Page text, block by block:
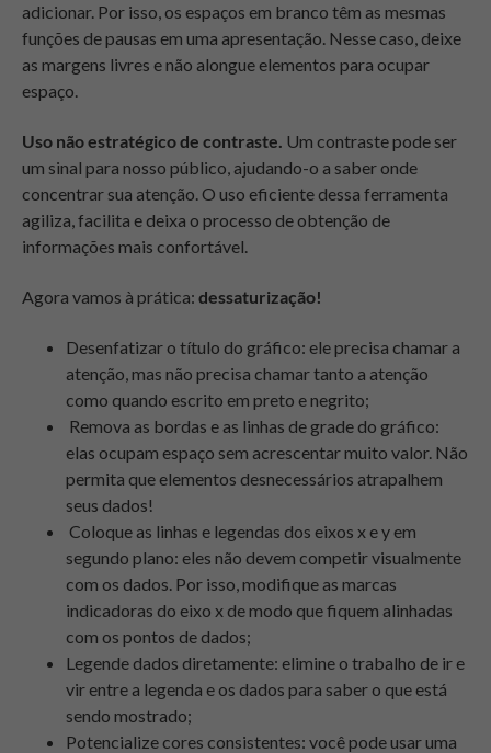
adicionar. Por isso, os espaços em branco têm as mesmas
funções de pausas em uma apresentação. Nesse caso, deixe
as margens livres e não alongue elementos para ocupar
espaço.
Uso não estratégico de contraste. Um contraste pode ser
um sinal para nosso público, ajudando-o a saber onde
concentrar sua atenção. O uso eficiente dessa ferramenta
agiliza, facilita e deixa o processo de obtenção de
informações mais confortável.
Agora vamos à prática: dessaturização!
Desenfatizar o título do gráfico: ele precisa chamar a
atenção, mas não precisa chamar tanto a atenção
como quando escrito em preto e negrito;
Remova as bordas e as linhas de grade do gráfico:
elas ocupam espaço sem acrescentar muito valor. Não
permita que elementos desnecessários atrapalhem
seus dados!
Coloque as linhas e legendas dos eixos x e y em
segundo plano: eles não devem competir visualmente
com os dados. Por isso, modifique as marcas
indicadoras do eixo x de modo que fiquem alinhadas
com os pontos de dados;
Legende dados diretamente: elimine o trabalho de ir e
vir entre a legenda e os dados para saber o que está
sendo mostrado;
Potencialize cores consistentes: você pode usar uma